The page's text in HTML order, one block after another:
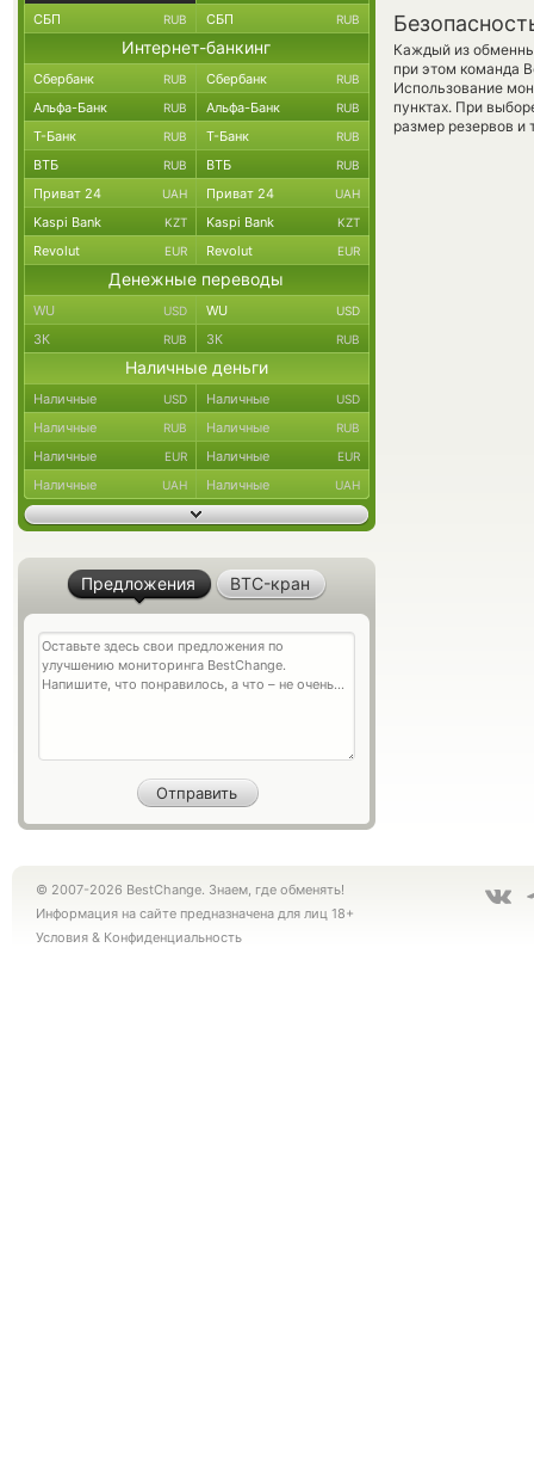
Каждый из
при этом команда
Использование
пунктах. При
размер резервов и
СБП RUB СБП RUB
Интернет-банкинг
Сбербанк RUB Сбербанк RUB
Альфа-Банк RUB Альфа-Банк RUB
Т-Банк RUB Т-Банк RUB
ВТБ RUB ВТБ RUB
Приват 24 UAH Приват 24 UAH
Kaspi Bank KZT Kaspi Bank KZT
Revolut EUR Revolut EUR
Денежные переводы
WU USD WU USD
ЗК RUB ЗК RUB
Наличные деньги
Наличные USD Наличные USD
Наличные RUB Наличные RUB
Наличные EUR Наличные EUR
Наличные UAH Наличные UAH
Предложения BTC-кран
© 2007-2026 BestChange. Знаем, где обменять!
Информация на сайте предназначена для лиц 18+
Условия & Конфиденциальность